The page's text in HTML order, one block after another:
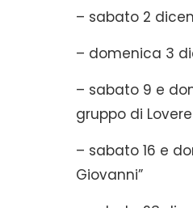
– sabato 2
– domenica 3
– sabato 9 e
gruppo di Lovere
– sabato 16 e
Giovanni”